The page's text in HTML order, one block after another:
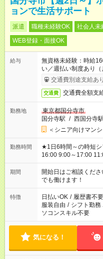
ョンで生活サポート
派遣 職種未経験OK 社会人未
WEB登録・面接OK
給与
無資格未経験：時給
い／週払い制度あり
完了次第のお支払いと
交通費別途支給あり
交通費 交通費全額支
勤務地
東京都国分寺市
国分寺駅 / 西国分寺駅
＜シニア向けマン
勤務時間
★1日6時間～の時短シフトOK ★スタート時間
16:00 9:00～17:00
場合、他のお仕事と
ん ※法令に基づき、
となります ※労働者派
短時間・短期間の就
期間
開始日はご相談くだ
でも働けます！
特徴 日払いOK / 履歴書不要
服装自由 / シフト勤務
ソコンスキル不要
気になる！